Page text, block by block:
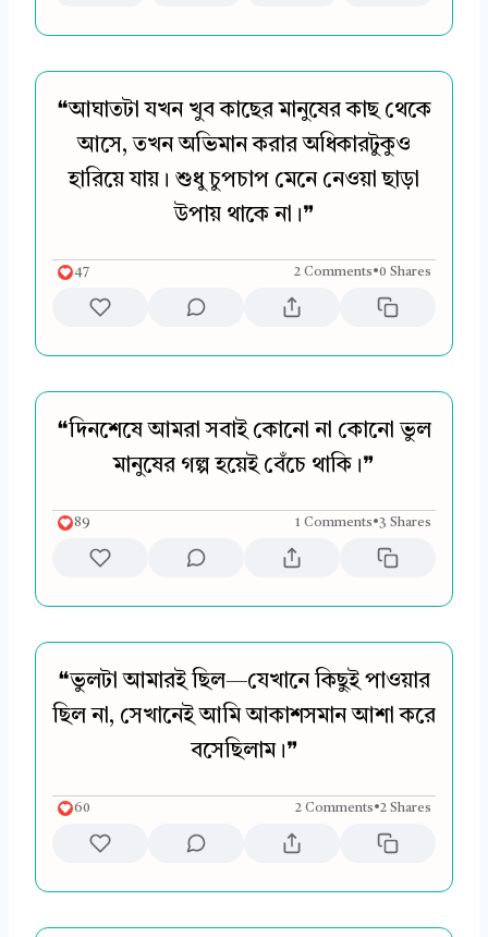
❝আঘাতটা যখন খুব কাছের মানুষের কাছ থেকে
আসে, তখন অভিমান করার অধিকারটুকুও
হারিয়ে যায়। শুধু চুপচাপ মেনে নেওয়া ছাড়া
উপায় থাকে না।❞
47 2 Comments•0 Shares
❝দিনশেষে আমরা সবাই কোনো না কোনো ভুল
মানুষের গল্প হয়েই বেঁচে থাকি।❞
89 1 Comments•3 Shares
❝ভুলটা আমারই ছিল—যেখানে কিছুই পাওয়ার
ছিল না, সেখানেই আমি আকাশসমান আশা করে
বসেছিলাম।❞
60 2 Comments•2 Shares